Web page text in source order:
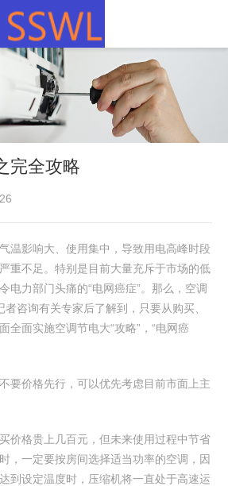
完全攻略
温影响大、使用集中，导致用电高峰时段
重不足。特别是目前大量充斥于市场的低
电力部门头痛的“电网癌症”。那么，空调
咨询有关专家后了解到，只要从购买、
全面实施空调节电大“攻略”，“电网癌
要价格先行，可以优先考虑目前市面上主
价格贵上几百元，但未来使用过程中节省
，一定要按房间选择适当功率的空调，因
到设定温度时，压缩机将一直处于高速运